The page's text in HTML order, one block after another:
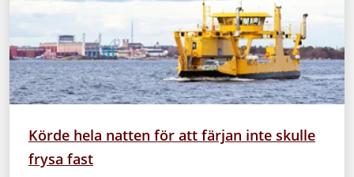
Körde hela natten för att färjan inte skulle
frysa fast